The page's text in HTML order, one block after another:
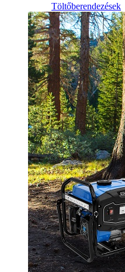
Töltőberendezések